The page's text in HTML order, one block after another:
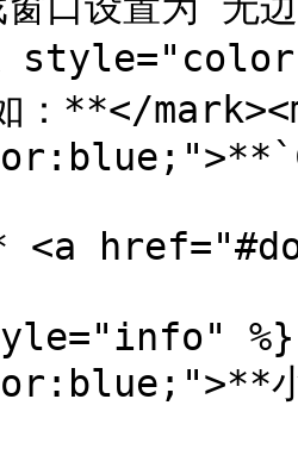
：**</
<a
%}
小